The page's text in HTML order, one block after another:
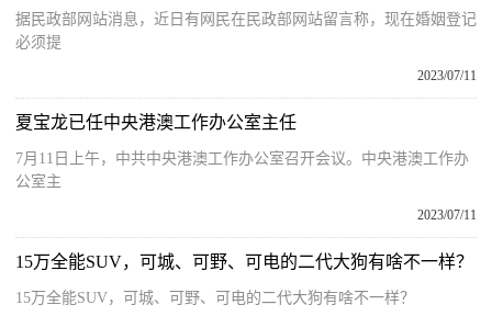
据民政部网站消息，近日有网民在民政部网站留言称，现在婚姻登记
必须提
2023/07/11
夏宝龙已任中央港澳工作办公室主任
7月11日上午，中共中央港澳工作办公室召开会议。中央港澳工作办
公室主
2023/07/11
15万全能SUV，可城、可野、可电的二代大狗有啥不一样？
15万全能SUV，可城、可野、可电的二代大狗有啥不一样？